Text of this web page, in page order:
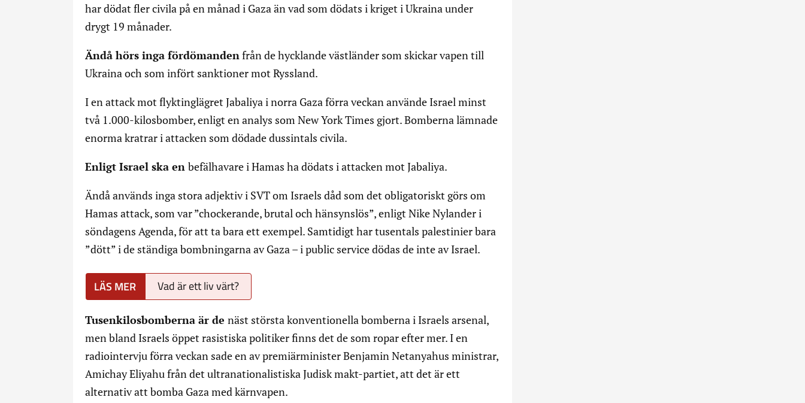
har dödat fler civila på en månad i Gaza än vad som dödats i kriget i Ukraina under
drygt 19 månader.
Ändå hörs inga fördömandenfrån de hycklande västländer som skickar vapen till
Ukraina och som infört sanktioner mot Ryssland.
I en attack mot flyktinglägret Jabaliya i norra Gaza förra veckan använde Israel minst
två 1.000-kilosbomber, enligt en analys som New York Times gjort. Bomberna lämnade
enorma kratrar i attacken som dödade dussintals civila.
Enligt Israel ska en befälhavare i Hamas ha dödats i attacken mot Jabaliya.
Ändå används inga stora adjektiv i SVT om Israels dåd som det obligatoriskt görs om
Hamas attack, som var ”chockerande, brutal och hänsynslös”, enligt Nike Nylander i
söndagens Agenda, för att ta bara ett exempel. Samtidigt har tusentals palestinier bara
”dött” i de ständiga bombningarna av Gaza – i public service dödas de inte av Israel.
Vad är ett liv värt?
Tusenkilosbomberna är de näst största konventionella bomberna i Israels arsenal,
men bland Israels öppet rasistiska politiker finns det de som ropar efter mer. I en
radiointervju förra veckan sade en av premiärminister Benjamin Netanyahus ministrar,
Amichay Eliyahu från det ultranationalistiska Judisk makt-partiet, att det är ett
alternativ att bomba Gaza med kärnvapen.